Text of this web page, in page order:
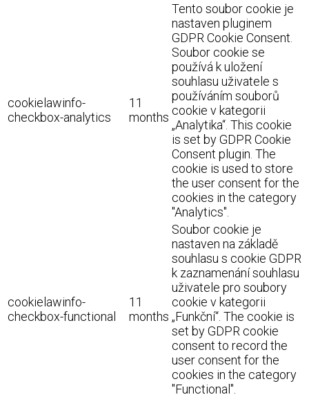
cookielawinfo-
checkbox-analytics
11
months
Tento soubor cookie je
nastaven pluginem
GDPR Cookie Consent.
Soubor cookie se
používá k uložení
souhlasu uživatele s
používáním souborů
cookie v kategorii
„Analytika“. This cookie
is set by GDPR Cookie
Consent plugin. The
cookie is used to store
the user consent for the
cookies in the category
"Analytics".
cookielawinfo-
checkbox-functional
11
months
Soubor cookie je
nastaven na základě
souhlasu s cookie GDPR
k zaznamenání souhlasu
uživatele pro soubory
cookie v kategorii
„Funkční“. The cookie is
set by GDPR cookie
consent to record the
user consent for the
cookies in the category
"Functional".